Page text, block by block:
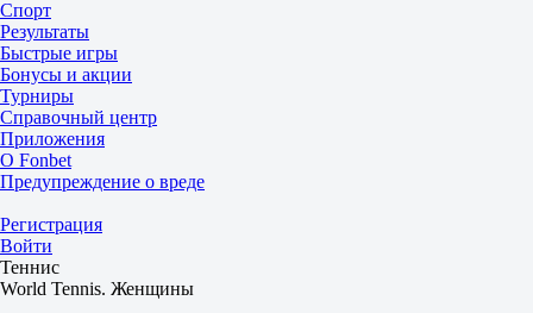
Спорт
Результаты
Быстрые игры
Бонусы и акции
Турниры
Справочный центр
Приложения
О Fonbet
Предупреждение о вреде
Регистрация
Войти
Теннис
World Tennis. Женщины